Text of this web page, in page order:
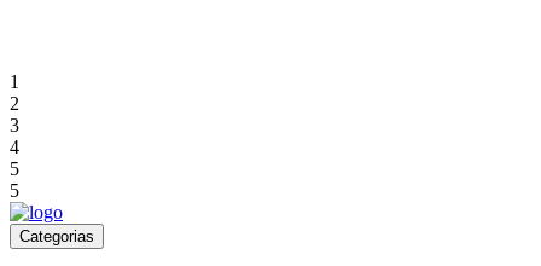
1
2
3
4
5
5
Categorias